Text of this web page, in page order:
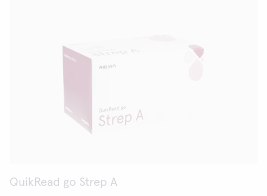
QuikRead go Strep A